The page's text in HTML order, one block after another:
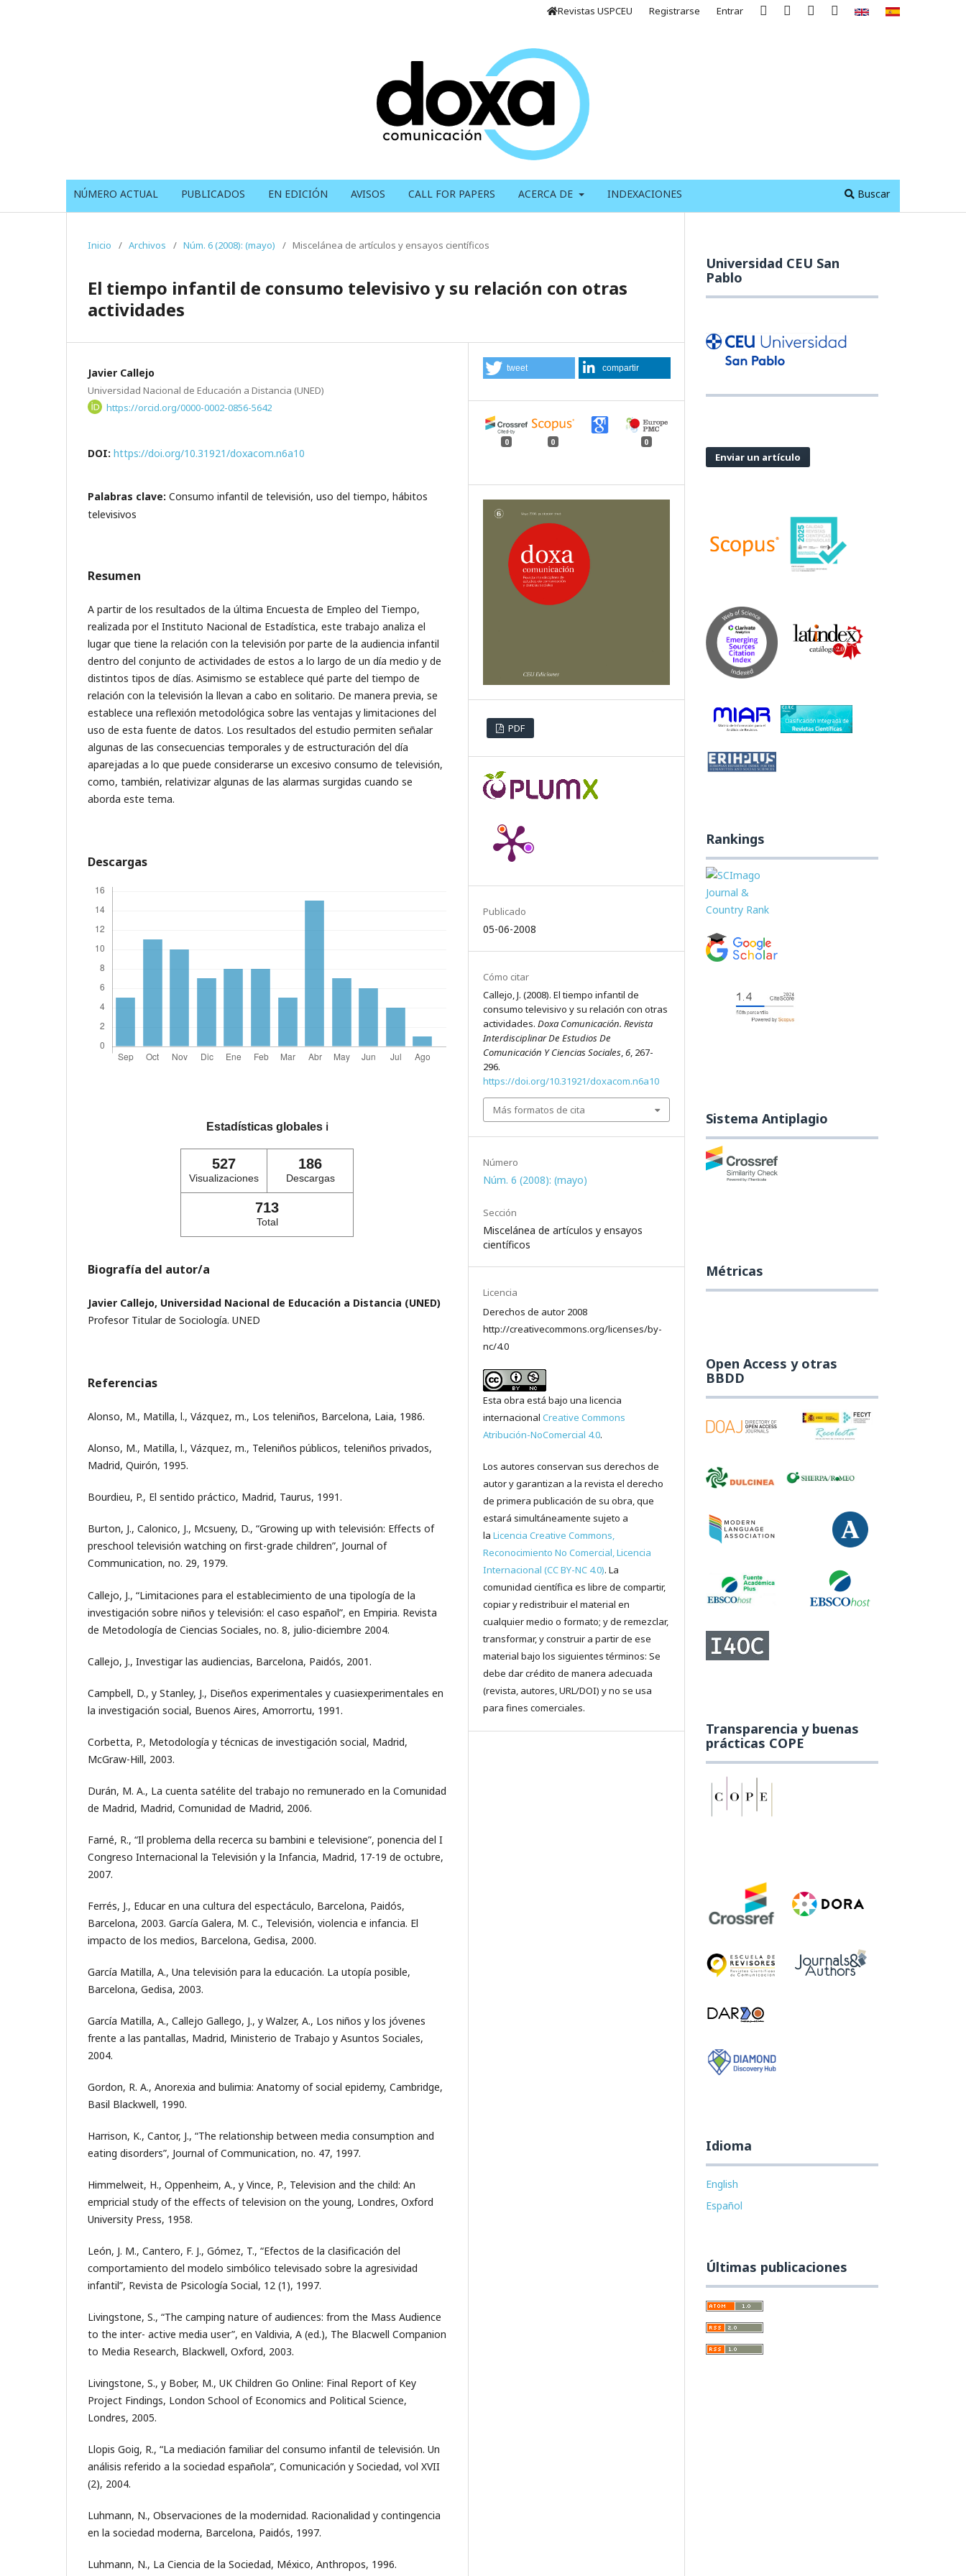
NÚMERO ACTUAL PUBLICADOS EN EDICIÓN AVISOS CALL FOR PAPERS ACERCA DE INDEXACIONES Buscar
Revistas USPCEU Registrarse Entrar
Inicio / Archivos / Núm. 6 (2008): (mayo) / Miscelánea de artículos y ensayos científicos
El tiempo infantil de consumo televisivo y su relación con otras
actividades
Javier Callejo
Universidad Nacional de Educación a Distancia (UNED)
https://orcid.org/0000-0002-0856-5642
DOI: https://doi.org/10.31921/doxacom.n6a10
Palabras clave: Consumo infantil de televisión, uso del tiempo, hábitos
televisivos
Resumen
A partir de los resultados de la última Encuesta de Empleo del Tiempo,
realizada por el Instituto Nacional de Estadística, este trabajo analiza el
lugar que tiene la relación con la televisión por parte de la audiencia infantil
dentro del conjunto de actividades de estos a lo largo de un día medio y de
distintos tipos de días. Asimismo se establece qué parte del tiempo de
relación con la televisión la llevan a cabo en solitario. De manera previa, se
establece una reflexión metodológica sobre las ventajas y limitaciones del
uso de esta fuente de datos. Los resultados del estudio permiten señalar
algunas de las consecuencias temporales y de estructuración del día
aparejadas a lo que puede considerarse un excesivo consumo de televisión,
como, también, relativizar algunas de las alarmas surgidas cuando se
aborda este tema.
Descargas
Estadísticas globales ℹ️
527
Visualizaciones
186
Descargas
713
Total
Biografía del autor/a
Javier Callejo, Universidad Nacional de Educación a Distancia (UNED)
Profesor Titular de Sociología. UNED
Referencias
Alonso, M., Matilla, l., Vázquez, m., Los teleniños, Barcelona, Laia, 1986.
Alonso, M., Matilla, l., Vázquez, m., Teleniños públicos, teleniños privados,
Madrid, Quirón, 1995.
Bourdieu, P., El sentido práctico, Madrid, Taurus, 1991.
Burton, J., Calonico, J., Mcsueny, D., “Growing up with televisión: Effects of
preschool televisión watching on first-grade children”, Journal of
Communication, no. 29, 1979.
Callejo, J., “Limitaciones para el establecimiento de una tipología de la
investigación sobre niños y televisión: el caso español”, en Empiria. Revista
de Metodología de Ciencias Sociales, no. 8, julio-diciembre 2004.
Callejo, J., Investigar las audiencias, Barcelona, Paidós, 2001.
Campbell, D., y Stanley, J., Diseños experimentales y cuasiexperimentales en
la investigación social, Buenos Aires, Amorrortu, 1991.
Corbetta, P., Metodología y técnicas de investigación social, Madrid,
McGraw-Hill, 2003.
Durán, M. A., La cuenta satélite del trabajo no remunerado en la Comunidad
de Madrid, Madrid, Comunidad de Madrid, 2006.
Farné, R., “Il problema della recerca su bambini e televisione”, ponencia del I
Congreso Internacional la Televisión y la Infancia, Madrid, 17-19 de octubre,
2007.
Ferrés, J., Educar en una cultura del espectáculo, Barcelona, Paidós,
Barcelona, 2003. García Galera, M. C., Televisión, violencia e infancia. El
impacto de los medios, Barcelona, Gedisa, 2000.
García Matilla, A., Una televisión para la educación. La utopía posible,
Barcelona, Gedisa, 2003.
García Matilla, A., Callejo Gallego, J., y Walzer, A., Los niños y los jóvenes
frente a las pantallas, Madrid, Ministerio de Trabajo y Asuntos Sociales,
2004.
Gordon, R. A., Anorexia and bulimia: Anatomy of social epidemy, Cambridge,
Basil Blackwell, 1990.
Harrison, K., Cantor, J., “The relationship between media consumption and
eating disorders”, Journal of Communication, no. 47, 1997.
Himmelweit, H., Oppenheim, A., y Vince, P., Television and the child: An
empricial study of the effects of television on the young, Londres, Oxford
University Press, 1958.
León, J. M., Cantero, F. J., Gómez, T., “Efectos de la clasificación del
comportamiento del modelo simbólico televisado sobre la agresividad
infantil”, Revista de Psicología Social, 12 (1), 1997.
Livingstone, S., “The camping nature of audiences: from the Mass Audience
to the inter- active media user”, en Valdivia, A (ed.), The Blacwell Companion
to Media Research, Blackwell, Oxford, 2003.
Livingstone, S., y Bober, M., UK Children Go Online: Final Report of Key
Project Findings, London School of Economics and Political Science,
Londres, 2005.
Llopis Goig, R., “La mediación familiar del consumo infantil de televisión. Un
análisis referido a la sociedad española”, Comunicación y Sociedad, vol XVII
(2), 2004.
Luhmann, N., Observaciones de la modernidad. Racionalidad y contingencia
en la sociedad moderna, Barcelona, Paidós, 1997.
Luhmann, N., La Ciencia de la Sociedad, México, Anthropos, 1996.
PDF
Publicado
05-06-2008
Número
Núm. 6 (2008): (mayo)
Sección
Miscelánea de artículos y ensayos
científicos
Licencia
Derechos de autor 2008
http://creativecommons.org/licenses/by-
nc/4.0
Esta obra está bajo una licencia
internacionalCreative Commons
Atribución-NoComercial 4.0.
Los autores conservan sus derechos de
autor y garantizan a la revista el derecho
de primera publicación de su obra, que
estará simultáneamente sujeto a
laLicencia Creative Commons,
Reconocimiento No Comercial, Licencia
Internacional (CC BY-NC 4.0). La
comunidad científica es libre de compartir,
copiar y redistribuir el material en
cualquier medio o formato; y de remezclar,
transformar, y construir a partir de ese
material bajo los siguientes términos: Se
debe dar crédito de manera adecuada
(revista, autores, URL/DOI) y no se usa
para fines comerciales.
Cómo citar
Callejo, J. (2008). El tiempo infantil de
consumo televisivo y su relación con otras
actividades.Doxa Comunicación. Revista
Interdisciplinar De Estudios De
Comunicación Y Ciencias Sociales,6, 267-
296.
https://doi.org/10.31921/doxacom.n6a10
Más formatos de cita
tweet compartir
0 0 0
Universidad CEU San
Pablo
Enviar un artículo
Rankings
Sistema Antiplagio
Métricas
Open Access y otras
BBDD
Transparencia y buenas
prácticas COPE
Idioma
English
Español
Últimas publicaciones